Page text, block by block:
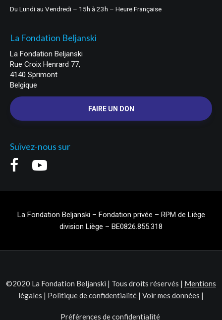
Du Lundi au Vendredi – 15h à 23h – Heure Française
La Fondation Beljanski
La Fondation Beljanski
Rue Croix Henrard 77,
4140 Sprimont
Belgique
FAIRE UN DON
Suivez-nous sur
La Fondation Beljanski – Fondation privée – RPM de Liège
division Liège – BE0826.855.318
©2020 La Fondation Beljanski | Tous droits réservés | Mentions
légales | Politique de confidentialité | Voir mes données |
Préférences de confidentialité